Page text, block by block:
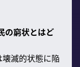
の窮状とはど
滅的状態に陥